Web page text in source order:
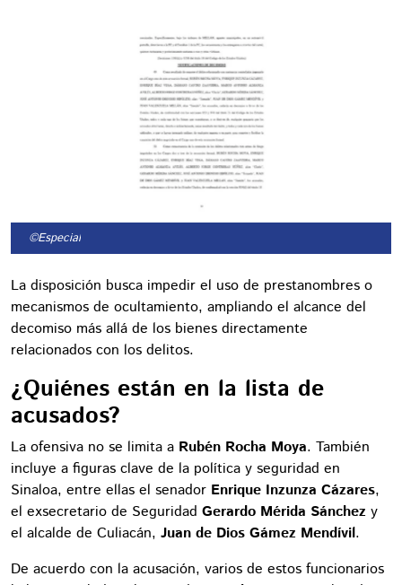
©Especial
La disposición busca impedir el uso de prestanombres o
mecanismos de ocultamiento, ampliando el alcance del
decomiso más allá de los bienes directamente
relacionados con los delitos.
¿Quiénes están en la lista de
acusados?
La ofensiva no se limita a Rubén Rocha Moya. También
incluye a figuras clave de la política y seguridad en
Sinaloa, entre ellas el senador Enrique Inzunza Cázares,
el exsecretario de Seguridad Gerardo Mérida Sánchez y
el alcalde de Culiacán, Juan de Dios Gámez Mendívil.
De acuerdo con la acusación, varios de estos funcionarios